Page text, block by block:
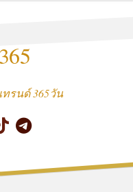
รนด์ 365วัน